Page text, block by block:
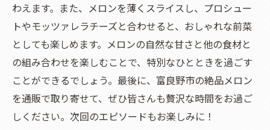
わえます。また、メロンを薄くスライスし、プロシュー
トやモッツァレラチーズと合わせると、おしゃれな前菜
としても楽しめます。メロンの自然な甘さと他の食材と
の組み合わせを楽しむことで、特別なひとときを過ごす
ことができるでしょう。最後に、富良野市の絶品メロン
を通販で取り寄せて、ぜひ皆さんも贅沢な時間をお過ご
しください。次回のエピソードもお楽しみに！